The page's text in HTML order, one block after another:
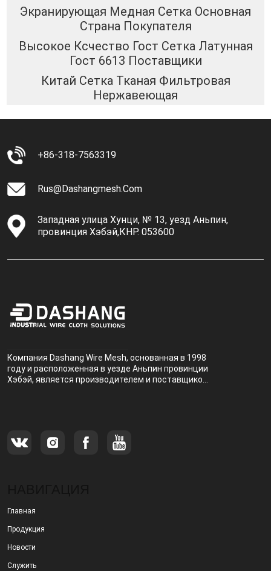
Экранирующая Медная Сетка Основная
Страна Покупателя
Высокое Ксчество Гост Сетка Латунная
Гост 6613 Поставщики
Китай Сетка Тканая Фильтровая
Нержавеющая
+86-318-7563319
Rus@dashangmesh.com
Западная улица Хунци, № 13, уезд Аньпин,
провинция Хэбэй,КНР. 053600
Компания Dashang Wire Mesh, основанная в 1998
году и расположенная в уезде Аньпин провинции
Хэбэй, является производителем и поставщиком,
Главная
Продукция
Новости
Служить